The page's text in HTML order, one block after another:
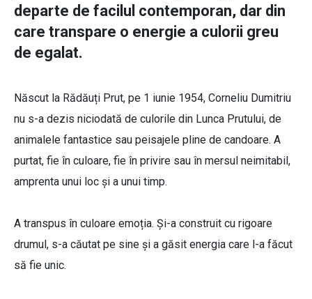
departe de facilul contemporan, dar din
care transpare o energie a culorii greu
de egalat.
Născut la Rădăuți Prut, pe 1 iunie 1954, Corneliu Dumitriu
nu s-a dezis niciodată de culorile din Lunca Prutului, de
animalele fantastice sau peisajele pline de candoare. A
purtat, fie în culoare, fie în privire sau în mersul neimitabil,
amprenta unui loc și a unui timp.
A transpus în culoare emoția. Și-a construit cu rigoare
drumul, s-a căutat pe sine și a găsit energia care l-a făcut
să fie unic.